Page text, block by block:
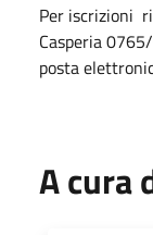
Per iscrizioni
Casperia
posta
A cura